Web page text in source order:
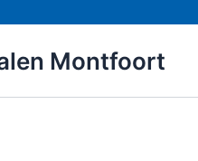
Montfoort